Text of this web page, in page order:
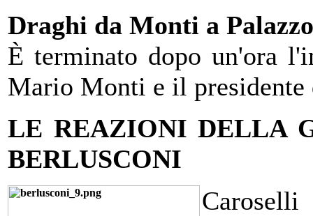
Draghi da Monti a
È terminato dopo un'ora
Mario Monti e il
LE REAZIONI DELLA
BERLUSCONI